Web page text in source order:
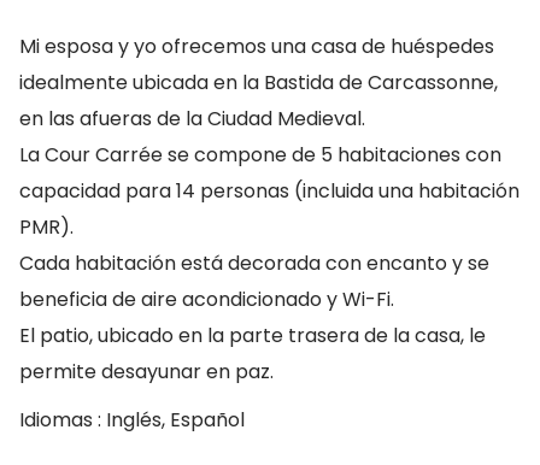
Mi esposa y yo ofrecemos una casa de huéspedes
idealmente ubicada en la Bastida de Carcassonne,
en las afueras de la Ciudad Medieval.
La Cour Carrée se compone de 5 habitaciones con
capacidad para 14 personas (incluida una habitación
PMR).
Cada habitación está decorada con encanto y se
beneficia de aire acondicionado y Wi-Fi.
El patio, ubicado en la parte trasera de la casa, le
permite desayunar en paz.
Idiomas : Inglés, Español